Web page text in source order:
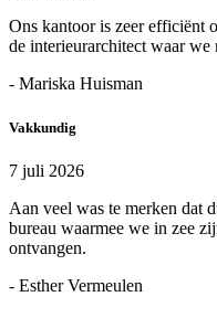
Ons kantoor is zeer efficiënt
de interieurarchitect waar we
- Mariska Huisman
Vakkundig
7 juli 2026
Aan veel was te merken dat
bureau waarmee we in zee
ontvangen.
- Esther Vermeulen